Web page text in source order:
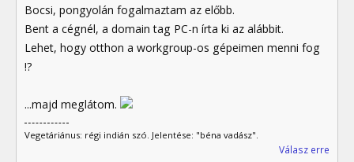
Bocsi, pongyolán fogalmaztam az előbb.
Bent a cégnél, a domain tag PC-n írta ki az alábbit.
Lehet, hogy otthon a workgroup-os gépeimen menni fog
!?
...majd meglátom.
Vegetáriánus: régi indián szó. Jelentése: "béna vadász".
Válasz erre